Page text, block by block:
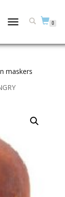
TOGGLE
0
maskers